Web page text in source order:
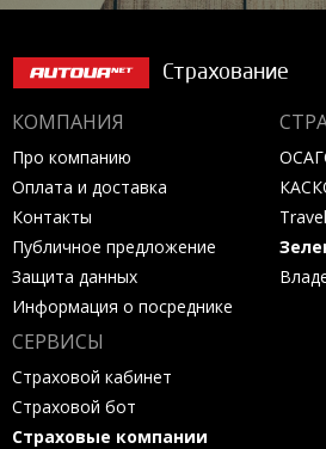
Страхование
КОМПАНИЯ
Про компанию
Оплата и доставка
Контакты
Публичное предложение
Защита данных
Информация о посреднике
Travel
СЕРВИСЫ
Страховой кабинет
Страховой бот
Страховые компании